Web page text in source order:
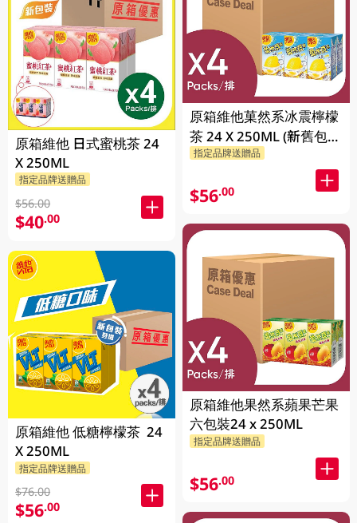
原箱維他 日式蜜桃茶 24
X 250ML
指定品牌送贈品
$56.00
$40.00
原箱維他 低糖檸檬茶 24
X 250ML
指定品牌送贈品
$76.00
$56.00
原箱維他菓然系冰震檸檬
茶 24 X 250ML (新舊包裝
隨機發貨)
指定品牌送贈品
$56.00
原箱維他果然系蘋果芒果
六包裝24 x 250ML
指定品牌送贈品
$56.00